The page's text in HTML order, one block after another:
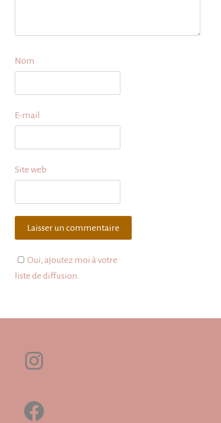
Nom
E-mail
Site web
Oui, ajoutez moi à votre
liste de diffusion.
Instagram
Facebook